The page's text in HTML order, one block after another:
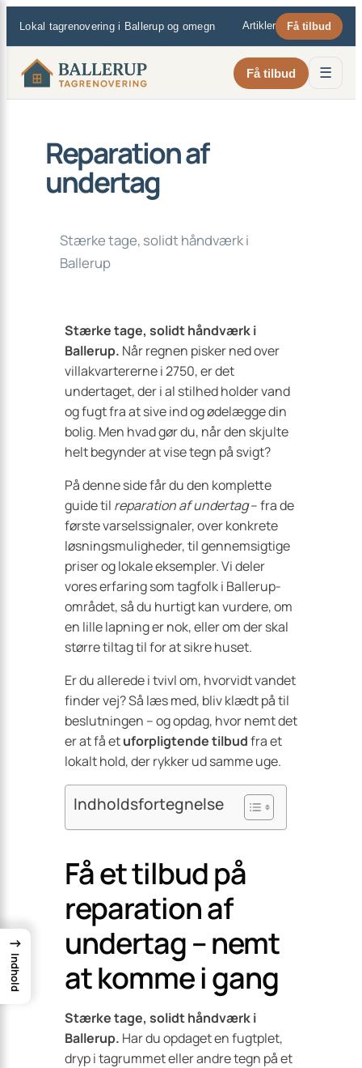
indhold
Lokal tagrenovering i Ballerup og omegn Artikler Få tilbud
Få tilbud ☰
Reparation af
undertag
Stærke tage, solidt håndværk i
Ballerup
Stærke tage, solidt håndværk i
Ballerup. Når regnen pisker ned over
villakvartererne i 2750, er det
undertaget, der i al stilhed holder vand
og fugt fra at sive ind og ødelægge din
bolig. Men hvad gør du, når den skjulte
helt begynder at vise tegn på svigt?
På denne side får du den komplette
guide til reparation af undertag– fra de
første varselssignaler, over konkrete
løsningsmuligheder, til gennemsigtige
priser og lokale eksempler. Vi deler
vores erfaring som tagfolk i Ballerup-
området, så du hurtigt kan vurdere, om
en lille lapning er nok, eller om der skal
større tiltag til for at sikre huset.
Er du allerede i tvivl om, hvorvidt vandet
finder vej? Så læs med, bliv klædt på til
beslutningen – og opdag, hvor nemt det
er at få etuforpligtende tilbudfra et
lokalt hold, der rykker ud samme uge.
Indholdsfortegnelse
Få et tilbud på
reparation af
undertag – nemt
at komme i gang
Stærke tage, solidt håndværk i
Ballerup. Har du opdaget en fugtplet,
dryp i tagrummet eller andre tegn på et
→
Indhold